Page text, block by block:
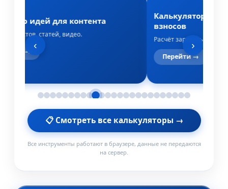
идей для контента
для постов, статей, видео.
→
Калькулятор
взносов
Расчёт зарплаты, НДФЛ
Перейти →
‹ ›
📋 Смотреть все калькуляторы →
Все инструменты работают в браузере, данные не передаются
на сервер.